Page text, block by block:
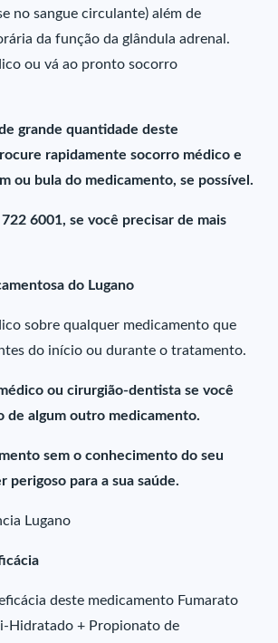
no sangue circulante) além de
da função da glândula adrenal.
ou vá ao pronto socorro
grande quantidade deste
rapidamente socorro médico e
ou bula do medicamento, se possível.
6001, se você precisar de mais
do Lugano
sobre qualquer medicamento que
do início ou durante o tratamento.
ou cirurgião-dentista se você
de algum outro medicamento.
sem o conhecimento do seu
perigoso para a sua saúde.
Lugano
deste medicamento Fumarato
Hidratado + Propionato de